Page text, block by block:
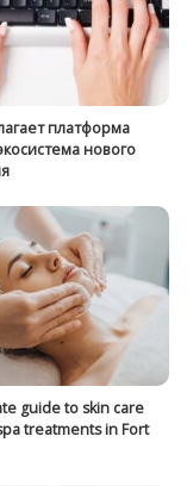
платформа
нового
guide to skin care
treatments in Fort